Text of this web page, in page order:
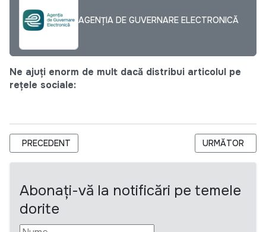
AGENȚIA DE GUVERNARE ELECTRONICĂ
Ne ajuți enorm de mult dacă distribui articolul pe
rețele sociale:
ARTICOL PRECEDENT: AGENȚIA DE GUVERNARE
PRECEDENT ARTICOLUL
URMĂTOR
Abonați-vă la notificări pe temele
dorite